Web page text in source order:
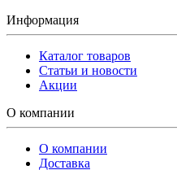
Информация
Каталог товаров
Статьи и новости
Акции
О компании
О компании
Доставка